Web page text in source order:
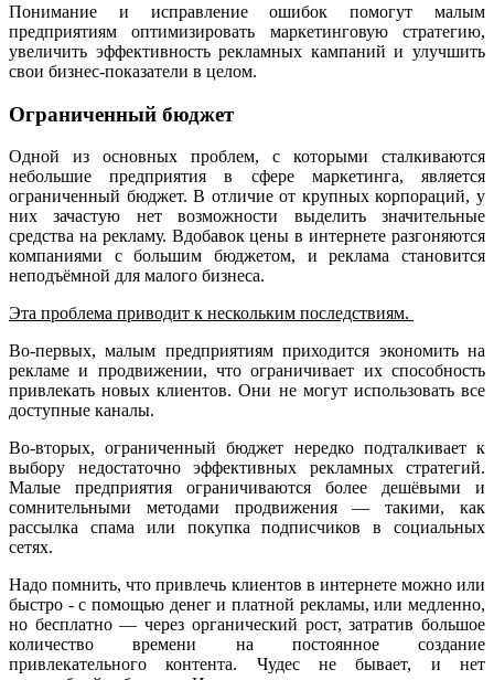
Понимание и исправление ошибок помогут малым
предприятиям оптимизировать маркетинговую стратегию,
увеличить эффективность рекламных кампаний и улучшить
свои бизнес-показатели в целом.
Ограниченный бюджет
Одной из основных проблем, с которыми сталкиваются
небольшие предприятия в сфере маркетинга, является
ограниченный бюджет. В отличие от крупных корпораций, у
них зачастую нет возможности выделить значительные
средства на рекламу. Вдобавок цены в интернете разгоняются
компаниями с большим бюджетом, и реклама становится
неподъёмной для малого бизнеса.
Эта проблема приводит к нескольким последствиям.
Во-первых, малым предприятиям приходится экономить на
рекламе и продвижении, что ограничивает их способность
привлекать новых клиентов. Они не могут использовать все
доступные каналы.
Во-вторых, ограниченный бюджет нередко подталкивает к
выбору недостаточно эффективных рекламных стратегий.
Малые предприятия ограничиваются более дешёвыми и
сомнительными методами продвижения — такими, как
рассылка спама или покупка подписчиков в социальных
сетях.
Надо помнить, что привлечь клиентов в интернете можно или
быстро - с помощью денег и платной рекламы, или медленно,
но бесплатно — через органический рост, затратив большое
количество времени на постоянное создание
привлекательного контента. Чудес не бывает, и нет